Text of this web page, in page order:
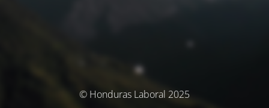
© Honduras Laboral 2025